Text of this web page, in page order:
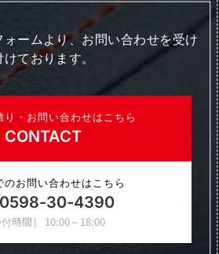
ームより、お問い合わせを受け
けております。
り・お問い合わせはこちら
CONTACT
のお問い合わせはこちら
0598-30-4390
付時間］ 10:00～18:00